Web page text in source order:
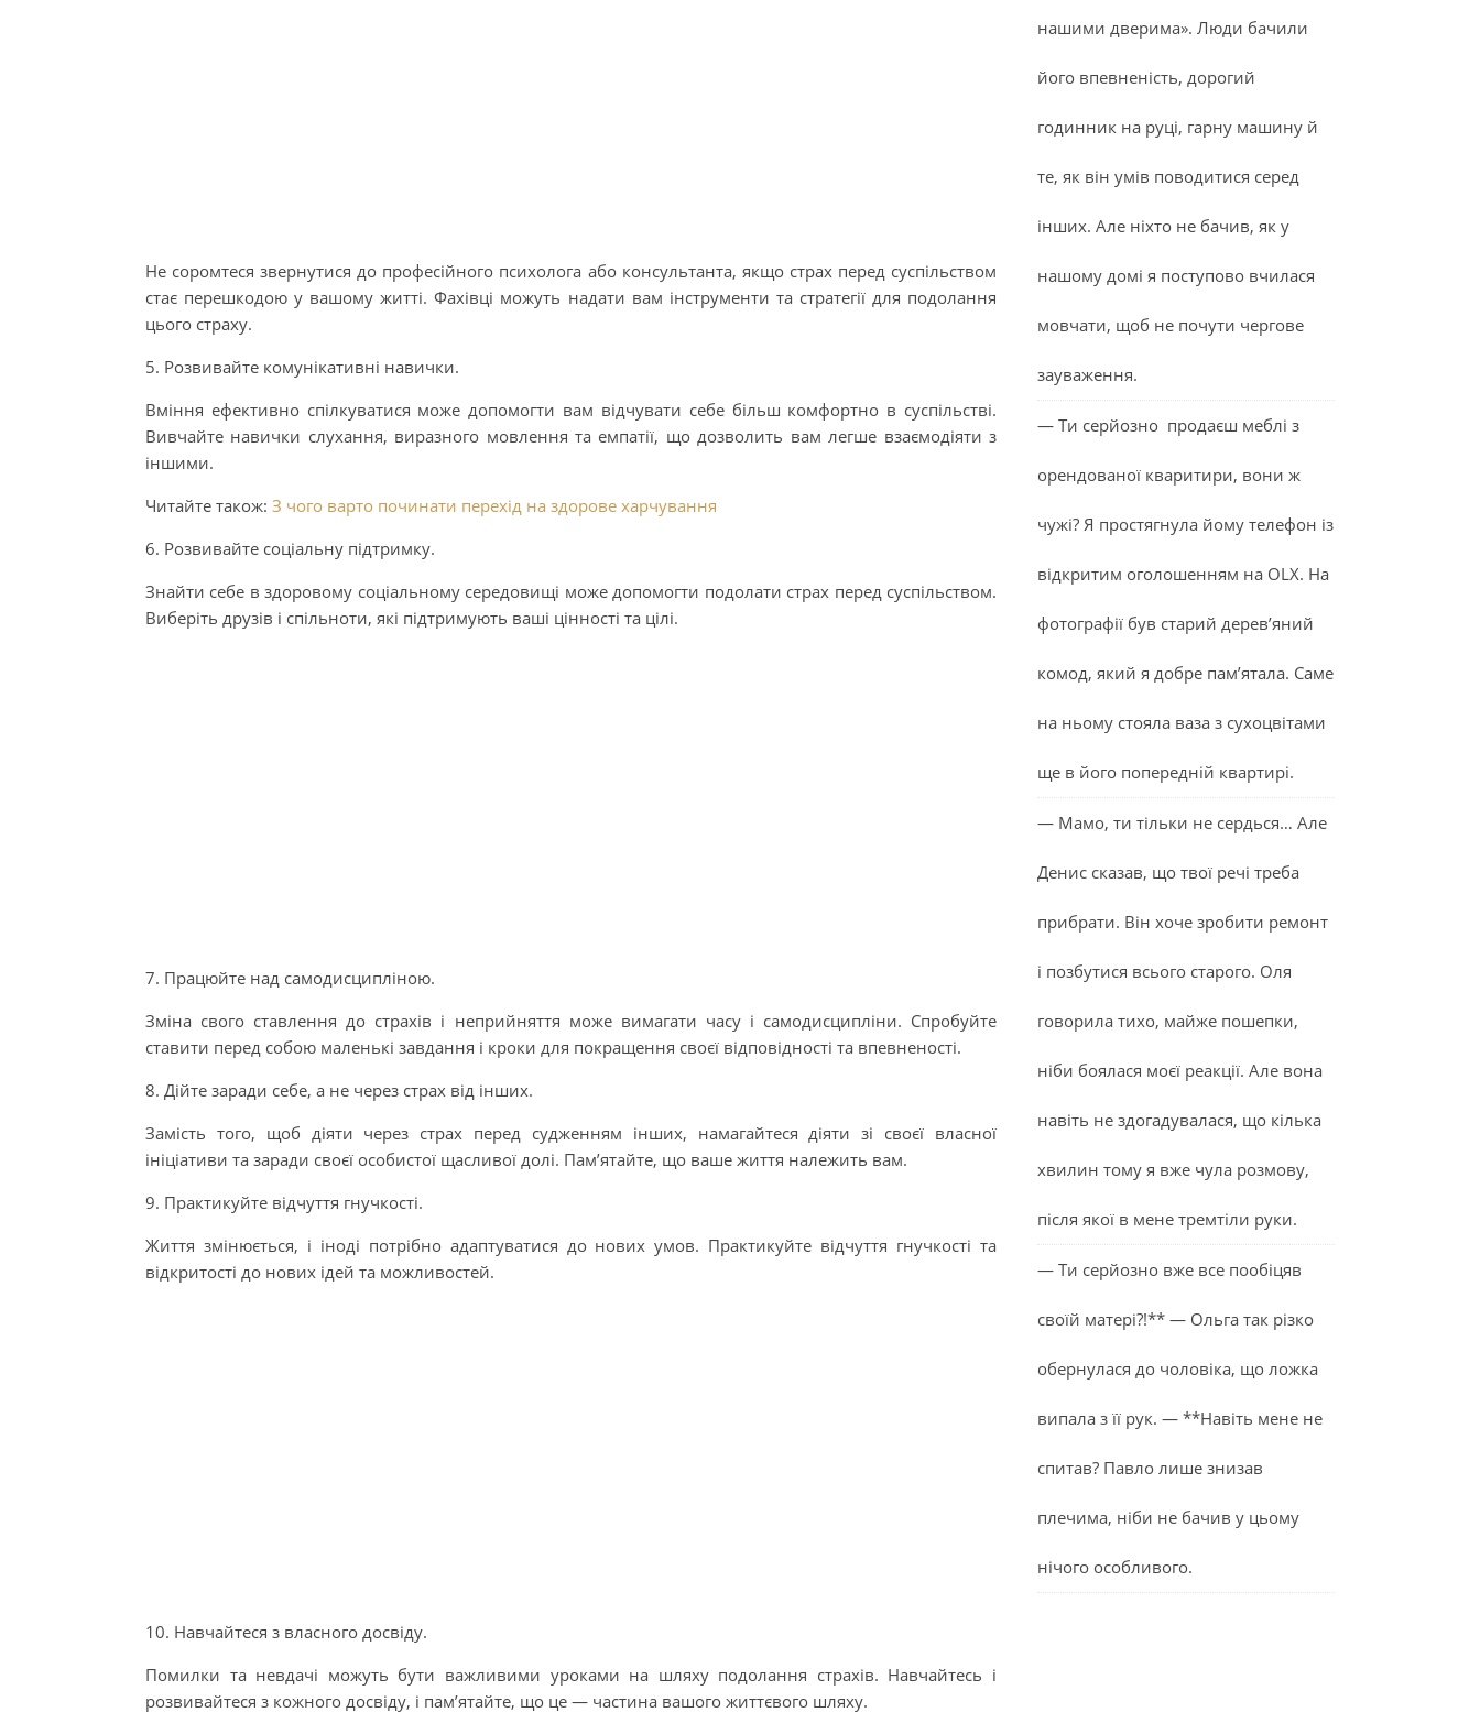
Не соромтеся звернутися до професійного психолога або консультанта, якщо страх перед суспільством
стає перешкодою у вашому житті. Фахівці можуть надати вам інструменти та стратегії для подолання
цього страху.
5. Розвивайте комунікативні навички.
Вміння ефективно спілкуватися може допомогти вам відчувати себе більш комфортно в суспільстві.
Вивчайте навички слухання, виразного мовлення та емпатії, що дозволить вам легше взаємодіяти з
іншими.
Читайте також: З чого варто починати перехід на здорове харчування
6. Розвивайте соціальну підтримку.
Знайти себе в здоровому соціальному середовищі може допомогти подолати страх перед суспільством.
Виберіть друзів і спільноти, які підтримують ваші цінності та цілі.
7. Працюйте над самодисципліною.
Зміна свого ставлення до страхів і неприйняття може вимагати часу і самодисципліни. Спробуйте
ставити перед собою маленькі завдання і кроки для покращення своєї відповідності та впевненості.
8. Дійте заради себе, а не через страх від інших.
Замість того, щоб діяти через страх перед судженням інших, намагайтеся діяти зі своєї власної
ініціативи та заради своєї особистої щасливої долі. Пам’ятайте, що ваше життя належить вам.
9. Практикуйте відчуття гнучкості.
Життя змінюється, і іноді потрібно адаптуватися до нових умов. Практикуйте відчуття гнучкості та
відкритості до нових ідей та можливостей.
10. Навчайтеся з власного досвіду.
Помилки та невдачі можуть бути важливими уроками на шляху подолання страхів. Навчайтесь і
розвивайтеся з кожного досвіду, і пам’ятайте, що це — частина вашого життєвого шляху.
нашими дверима». Люди бачили
його впевненість, дорогий
годинник на руці, гарну машину й
те, як він умів поводитися серед
інших. Але ніхто не бачив, як у
нашому домі я поступово вчилася
мовчати, щоб не почути чергове
зауваження.
— Ти серйозно продаєш меблі з
орендованої кваритири, вони ж
чужі? Я простягнула йому телефон із
відкритим оголошенням на OLX. На
фотографії був старий дерев’яний
комод, який я добре пам’ятала. Саме
на ньому стояла ваза з сухоцвітами
ще в його попередній квартирі.
— Мамо, ти тільки не сердься… Але
Денис сказав, що твої речі треба
прибрати. Він хоче зробити ремонт
і позбутися всього старого. Оля
говорила тихо, майже пошепки,
ніби боялася моєї реакції. Але вона
навіть не здогадувалася, що кілька
хвилин тому я вже чула розмову,
після якої в мене тремтіли руки.
— Ти серйозно вже все пообіцяв
своїй матері?!** — Ольга так різко
обернулася до чоловіка, що ложка
випала з її рук. — **Навіть мене не
спитав? Павло лише знизав
плечима, ніби не бачив у цьому
нічого особливого.